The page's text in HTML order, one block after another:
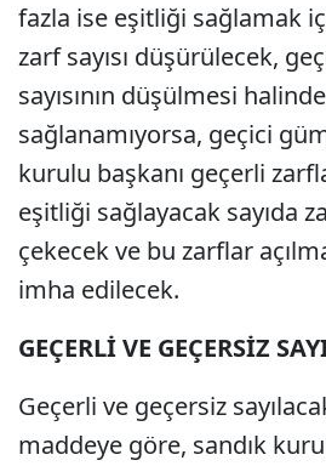
fazla ise eşitliği sağlamak
zarf sayısı düşürülecek,
sayısının düşülmesi
sağlanamıyorsa, geçici
kurulu başkanı geçerli
eşitliği sağlayacak sayıda
çekecek ve bu zarflar
imha edilecek.
GEÇERLİ VE GEÇERSİZ
Geçerli ve geçersiz
maddeye göre, sandık